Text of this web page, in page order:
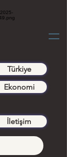
Türkiye
Ekonomi
İletişim